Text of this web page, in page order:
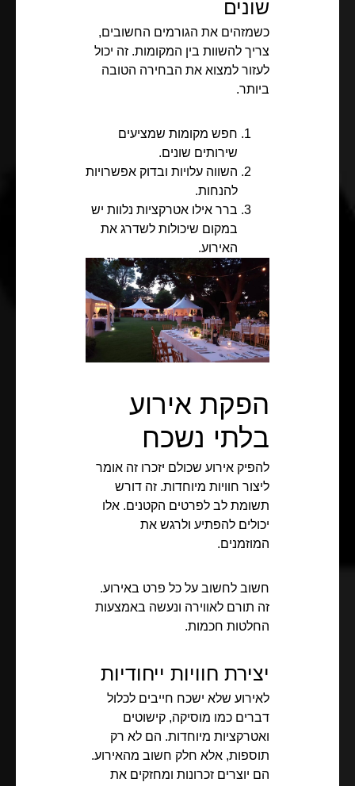
שונים
כשמזהים את הגורמים החשובים,
צריך להשוות בין המקומות. זה יכול
לעזור למצוא את הבחירה הטובה
ביותר.
חפש מקומות שמציעים
שירותים שונים.
השווה עלויות ובדוק אפשרויות
להנחות.
ברר אילו אטרקציות נלוות יש
במקום שיכולות לשדרג את
האירוע.
הפקת אירוע
בלתי נשכח
להפיק אירוע שכולם יזכרו זה אומר
ליצור חוויות מיוחדות. זה דורש
תשומת לב לפרטים הקטנים. אלו
יכולים להפתיע ולרגש את
המוזמנים.
חשוב לחשוב על כל פרט באירוע.
זה תורם לאווירה ונעשה באמצעות
החלטות חכמות.
יצירת חוויות ייחודיות
לאירוע שלא ישכח חייבים לכלול
דברים כמו מוסיקה, קישוטים
ואטרקציות מיוחדות. הם לא רק
תוספות, אלא חלק חשוב מהאירוע.
הם יוצרים זכרונות ומחזקים את